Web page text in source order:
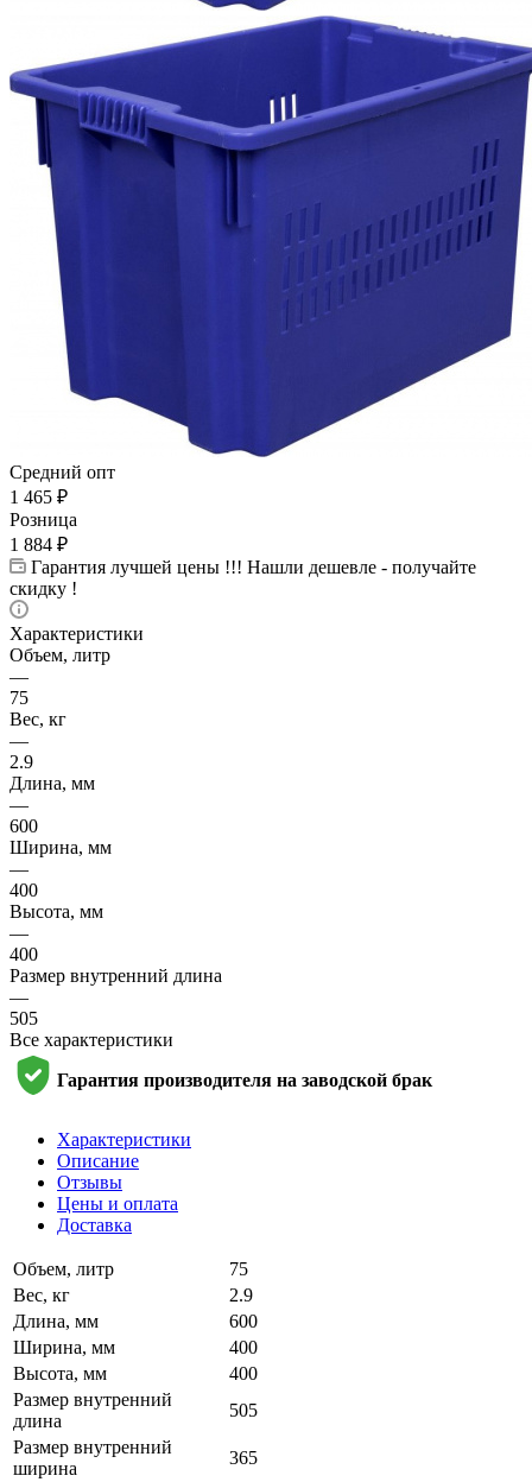
Средний опт
1 465 ₽
Розница
1 884 ₽
Гарантия лучшей цены !!! Нашли дешевле - получайте
скидку !
Характеристики
Объем, литр
—
75
Вес, кг
—
2.9
Длина, мм
—
600
Ширина, мм
—
400
Высота, мм
—
400
Размер внутренний длина
—
505
Все характеристики
Гарантия производителя на заводской брак
Характеристики
Описание
Отзывы
Цены и оплата
Доставка
Объем, литр
75
Вес, кг
2.9
Длина, мм
600
Ширина, мм
400
Высота, мм
400
Размер внутренний
длина
505
Размер внутренний
ширина
365